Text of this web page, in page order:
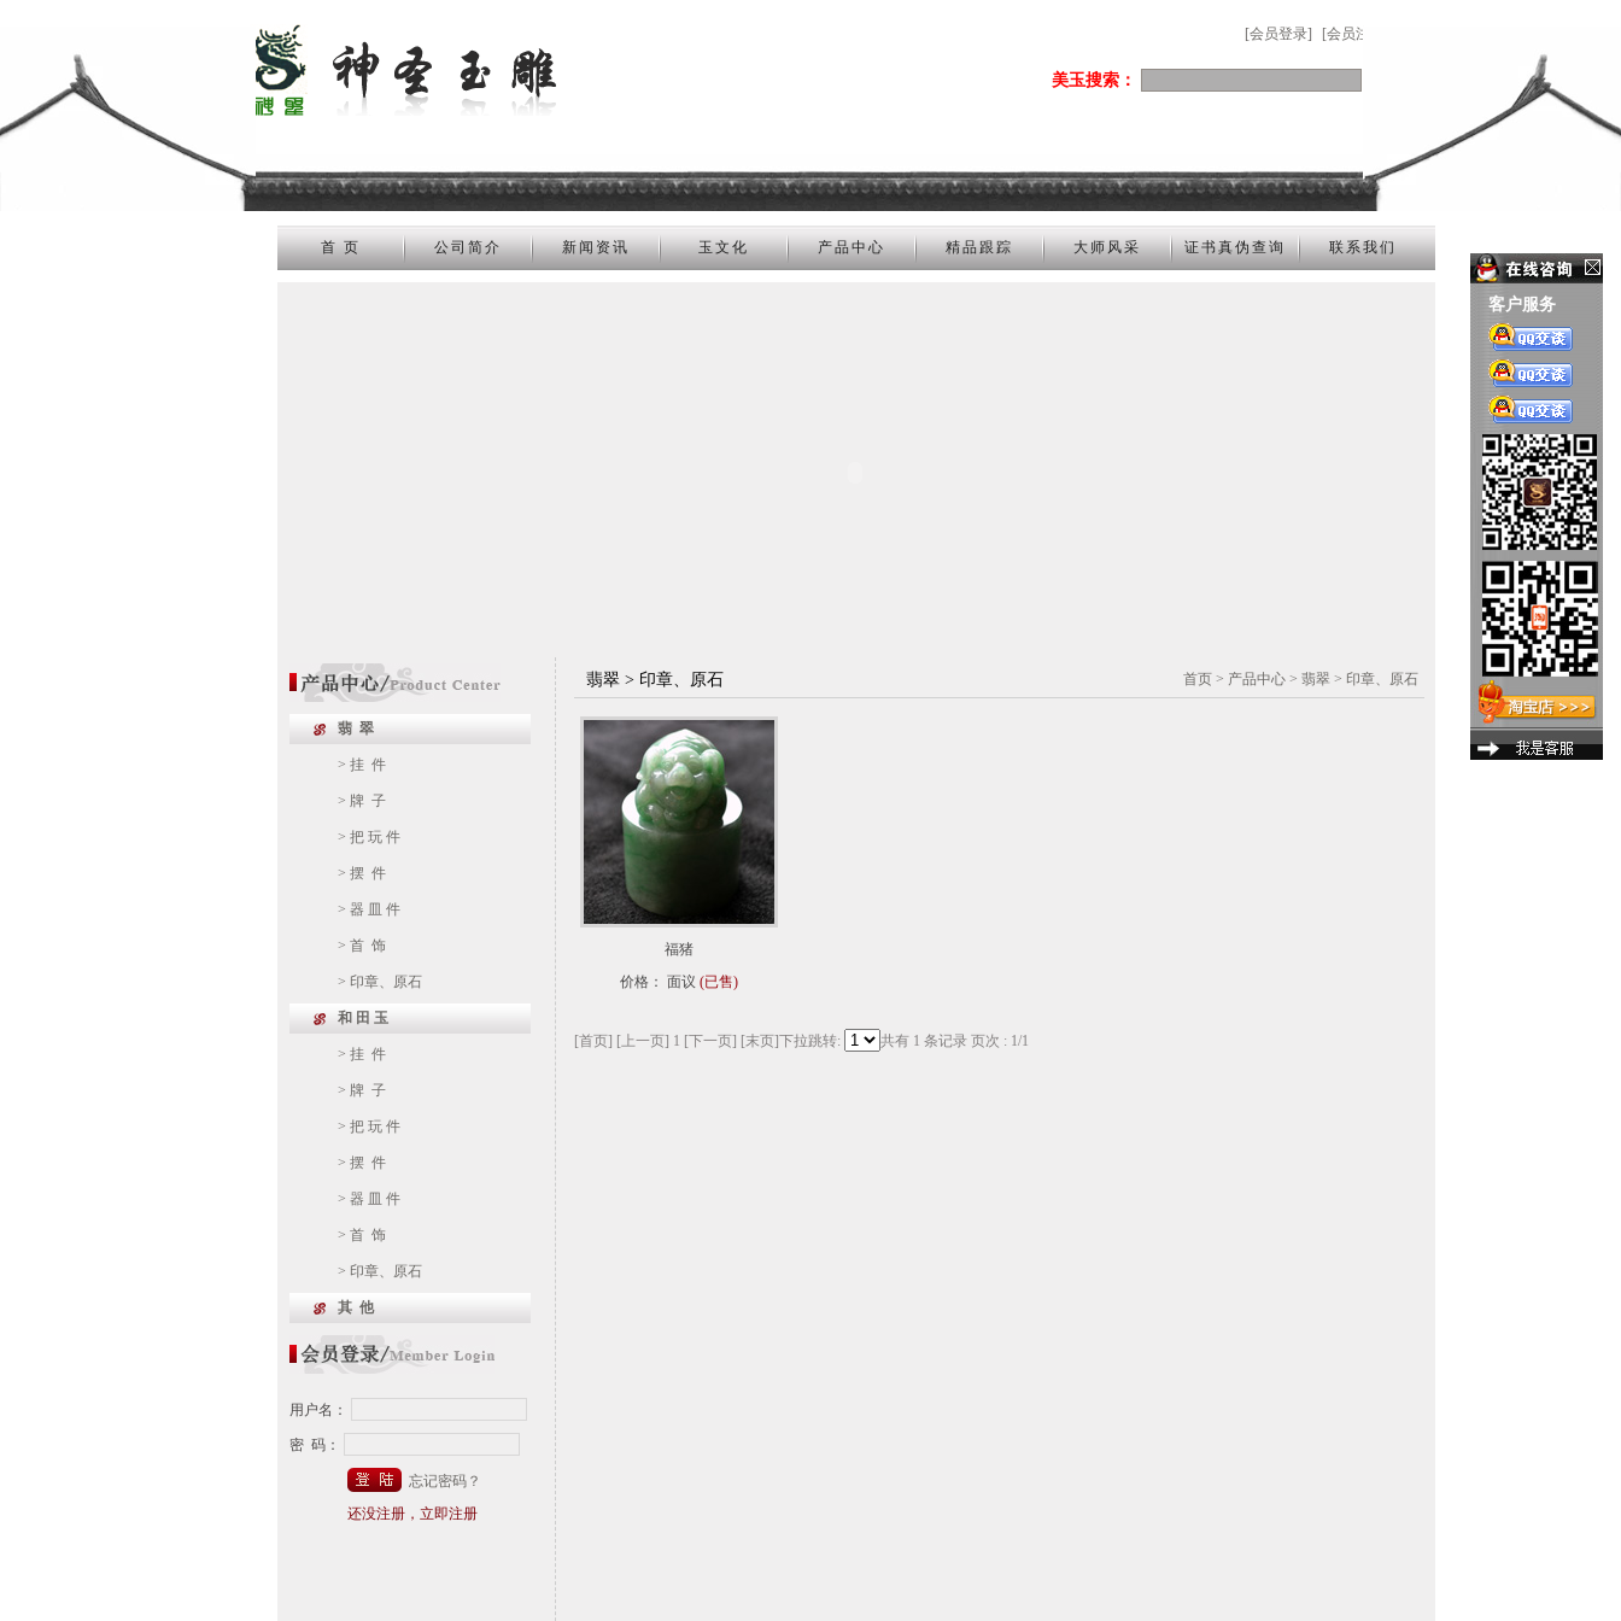
[会员登录] [会员注册]
美玉搜索：
客户服务
首 页 公司简介 新闻资讯 玉文化 产品中心 精品跟踪 大师风采 证书真伪查询 联系我们
翡 翠
> 挂 件
> 牌 子
> 把 玩 件
> 摆 件
> 器 皿 件
> 首 饰
> 印章、原石
和 田 玉
> 挂 件
> 牌 子
> 把 玩 件
> 摆 件
> 器 皿 件
> 首 饰
> 印章、原石
其 他
用户名：
密 码：
忘记密码？
还没注册，立即注册
翡翠 > 印章、原石 首页 > 产品中心 > 翡翠 > 印章、原石
福猪
价格： 面议 (已售)
[首页] [上一页] 1 [下一页] [末页]下拉跳转: 共有 1 条记录 页次 : 1/1